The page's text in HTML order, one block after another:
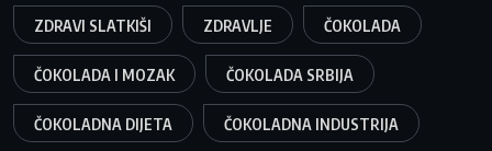
ZDRAVI SLATKIŠI ZDRAVLJE ČOKOLADA
ČOKOLADA I MOZAK ČOKOLADA SRBIJA
ČOKOLADNA DIJETA ČOKOLADNA INDUSTRIJA